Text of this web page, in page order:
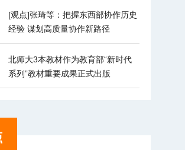
[观点]张琦等：把握东西部协作历史
经验 谋划高质量协作新路径
北师大3本教材作为教育部“新时代
系列”教材重要成果正式出版